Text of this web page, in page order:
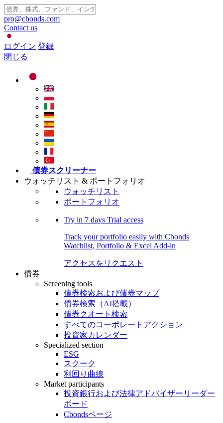
pro@cbonds.com
Contact us
ログイン 登録
閉じる
債券スクリーナー
ウォッチリスト & ポートフォリオ
ウォッチリスト
ポートフォリオ
Try in 7 days Trial access
Track your portfolio easily with Cbonds
Watchlist, Portfolio & Excel Add-in
アクセスをリクエスト
債券
Screening tools
債券検索および債券マップ
債券検索（AI搭載）
債券クオート検索
すべてのコーポレートアクション
投資家カレンダー
Specialized section
ESG
スクーク
利回り曲線
Market participants
投資銀行および法律アドバイザーリーダー
ボード
Cbondsページ